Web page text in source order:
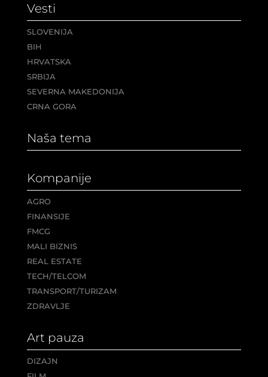
Vesti
SLOVENIJA
BIH
HRVATSKA
SRBIJA
SEVERNA MAKEDONIJA
CRNA GORA
Naša tema
Kompanije
AGRO
FINANSIJE
FMCG
MALI BIZNIS
REAL ESTATE
TECH/TELCOM
TRANSPORT/TURIZAM
ZDRAVLJE
Art pauza
DIZAJN